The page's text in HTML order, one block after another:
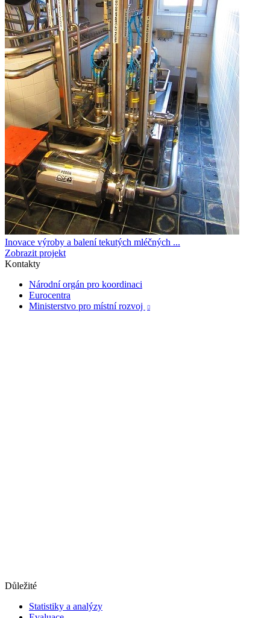
Inovace výroby a balení tekutých mléčných ...
Zobrazit projekt
Kontakty
Národní orgán pro koordinaci
Eurocentra
Ministerstvo pro místní rozvoj

Důležité
Statistiky a analýzy